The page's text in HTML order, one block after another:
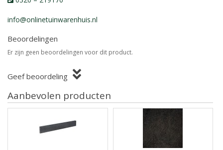
info@onlinetuinwarenhuis.nl
Beoordelingen
Er zijn geen beoordelingen voor dit product.
Geef beoordeling
Aanbevolen producten